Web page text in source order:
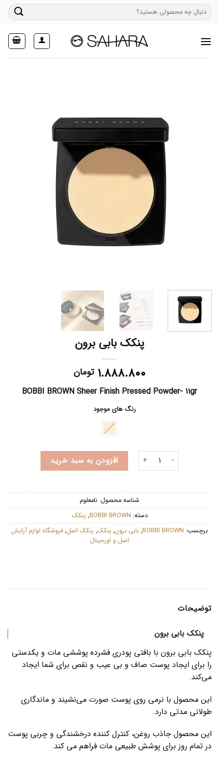
Skipجستجو
برای:
پنکک بابی برون
۱.۸۸۸.۸۰۰ تومان
BOBBI BROWN Sheer Finish Pressed Powder- 11gr
رنگ های موجود
پنکک بابی برون عدد افزودن به سبد خرید
شناسه محصول: نامعلوم
دسته: BOBBI BROWN
, پنکک
برچسب: BOBBI BROWN
, بابی برون, پنکک, پنکک اصل, فروشگاه لوازم آرایش
اصل و اورجینال
توضیحات
پنکک بابی برون
پنکک بابی برون با بافتی پودری فشرده پوششی مات و یکدستی
را برای ایجاد پوست صاف و بی عیب و نقص برای شما ایجاد
می‌کند.
این محصول با نرمی روی پوست صورت می‌نشیند و ماندگاری
طولانی مدتی دارد.
این محصول جاذب روغن، کنترل کننده درخشندگی و چربی پوست
در تمام روز برای پوشش طبیعی مات فراهم می کند.